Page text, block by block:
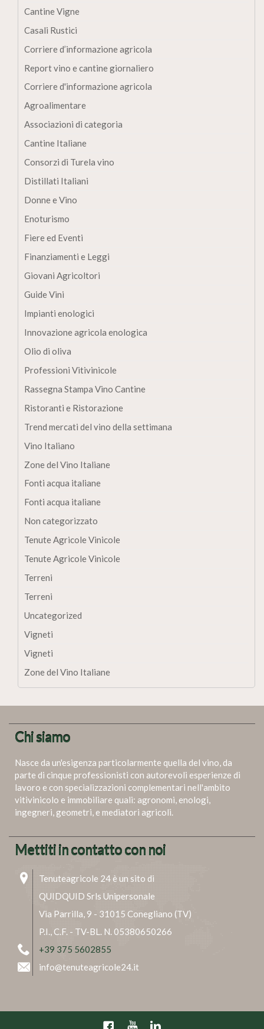
Cantine Vigne
Casali Rustici
Corriere d’informazione agricola
Report vino e cantine giornaliero
Corriere d'informazione agricola
Agroalimentare
Associazioni di categoria
Cantine Italiane
Consorzi di Turela vino
Distillati Italiani
Donne e Vino
Enoturismo
Fiere ed Eventi
Finanziamenti e Leggi
Giovani Agricoltori
Guide Vini
Impianti enologici
Innovazione agricola enologica
Olio di oliva
Professioni Vitivinicole
Rassegna Stampa Vino Cantine
Ristoranti e Ristorazione
Trend mercati del vino della settimana
Vino Italiano
Zone del Vino Italiane
Fonti acqua italiane
Fonti acqua italiane
Non categorizzato
Tenute Agricole Vinicole
Tenute Agricole Vinicole
Terreni
Terreni
Uncategorized
Vigneti
Vigneti
Zone del Vino Italiane
Chi siamo
Nasce da un'esigenza particolarmente quella del vino, da
parte di cinque professionisti con autorevoli esperienze di
lavoro e con specializzazioni complementari nell'ambito
vitivinicolo e immobiliare quali: agronomi, enologi,
ingegneri, geometri, e mediatori agricoli.
Mettiti in contatto con noi
Tenuteagricole 24 è un sito di
QUIDQUID Srls Unipersonale
Via Parrilla, 9 - 31015 Conegliano (TV)
P.I., C.F. - TV-BL. N. 05380650266
+39 375 5602855
info@tenuteagricole24.it